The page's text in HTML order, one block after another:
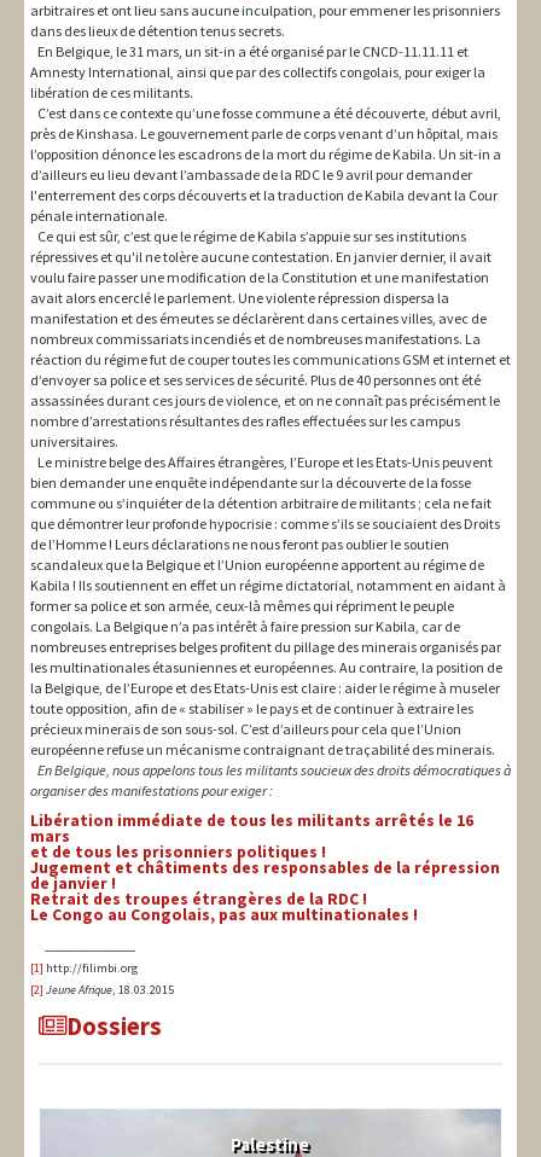
arbitraires et ont lieu sans aucune inculpation, pour emmener les prisonniers
dans des lieux de détention tenus secrets.
En Belgique, le 31 mars, un sit-in a été organisé par le CNCD-11.11.11 et
Amnesty International, ainsi que par des collectifs congolais, pour exiger la
libération de ces militants.
C’est dans ce contexte qu’une fosse commune a été découverte, début avril,
près de Kinshasa. Le gouvernement parle de corps venant d’un hôpital, mais
l’opposition dénonce les escadrons de la mort du régime de Kabila. Un sit-in a
d’ailleurs eu lieu devant l’ambassade de la RDC le 9 avril pour demander
l'enterrement des corps découverts et la traduction de Kabila devant la Cour
pénale internationale.
Ce qui est sûr, c’est que le régime de Kabila s’appuie sur ses institutions
répressives et qu'il ne tolère aucune contestation. En janvier dernier, il avait
voulu faire passer une modification de la Constitution et une manifestation
avait alors encerclé le parlement. Une violente répression dispersa la
manifestation et des émeutes se déclarèrent dans certaines villes, avec de
nombreux commissariats incendiés et de nombreuses manifestations. La
réaction du régime fut de couper toutes les communications GSM et internet et
d’envoyer sa police et ses services de sécurité. Plus de 40 personnes ont été
assassinées durant ces jours de violence, et on ne connaît pas précisément le
nombre d’arrestations résultantes des rafles effectuées sur les campus
universitaires.
Le ministre belge des Affaires étrangères, l’Europe et les Etats-Unis peuvent
bien demander une enquête indépendante sur la découverte de la fosse
commune ou s’inquiéter de la détention arbitraire de militants ; cela ne fait
que démontrer leur profonde hypocrisie : comme s’ils se souciaient des Droits
de l’Homme ! Leurs déclarations ne nous feront pas oublier le soutien
scandaleux que la Belgique et l’Union européenne apportent au régime de
Kabila ! Ils soutiennent en effet un régime dictatorial, notamment en aidant à
former sa police et son armée, ceux-là mêmes qui répriment le peuple
congolais. La Belgique n’a pas intérêt à faire pression sur Kabila, car de
nombreuses entreprises belges profitent du pillage des minerais organisés par
les multinationales étasuniennes et européennes. Au contraire, la position de
la Belgique, de l’Europe et des Etats-Unis est claire : aider le régime à museler
toute opposition, afin de « stabiliser » le pays et de continuer à extraire les
précieux minerais de son sous-sol. C’est d’ailleurs pour cela que l’Union
européenne refuse un mécanisme contraignant de traçabilité des minerais.
En Belgique, nous appelons tous les militants soucieux des droits démocratiques à
organiser des manifestations pour exiger :
Libération immédiate de tous les militants arrêtés le 16
mars
et de tous les prisonniers politiques !
Jugement et châtiments des responsables de la répression
de janvier !
Retrait des troupes étrangères de la RDC !
Le Congo au Congolais, pas aux multinationales !
[1] http://filimbi.org
[2] Jeune Afrique, 18.03.2015
Dossiers
Palestine